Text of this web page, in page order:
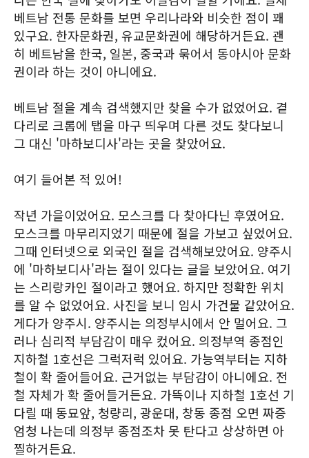
베트남 전통 문화를 보면 우리나라와 비슷한 점이 꽤
있구요. 한자문화권, 유교문화권에 해당하거든요. 괜
히 베트남을 한국, 일본, 중국과 묶어서 동아시아 문화
권이라 하는 것이 아니에요.
베트남 절을 계속 검색했지만 찾을 수가 없었어요. 곁
다리로 크롬에 탭을 마구 띄우며 다른 것도 찾다보니
그 대신 '마하보디사'라는 곳을 찾았어요.
여기 들어본 적 있어!
작년 가을이었어요. 모스크를 다 찾아다닌 후였어요.
모스크를 마무리지었기 때문에 절을 가보고 싶었어요.
그때 인터넷으로 외국인 절을 검색해보았어요. 양주시
에 '마하보디사'라는 절이 있다는 글을 보았어요. 여기
는 스리랑카인 절이라고 했어요. 하지만 정확한 위치
를 알 수 없었어요. 사진을 보니 임시 가건물 같았어요.
게다가 양주시. 양주시는 의정부시에서 안 멀어요. 그
러나 심리적 부담감이 매우 컸어요. 의정부역 종점인
지하철 1호선은 그럭저럭 있어요. 가능역부터는 지하
철이 확 줄어들어요. 근거없는 부담감이 아니에요. 전
철 자체가 확 줄어들거든요. 가뜩이나 지하철 1호선 기
다릴 때 동묘앞, 청량리, 광운대, 창동 종점 오면 짜증
엄청 나는데 의정부 종점조차 못 탄다고 상상하면 아
찔하거든요.